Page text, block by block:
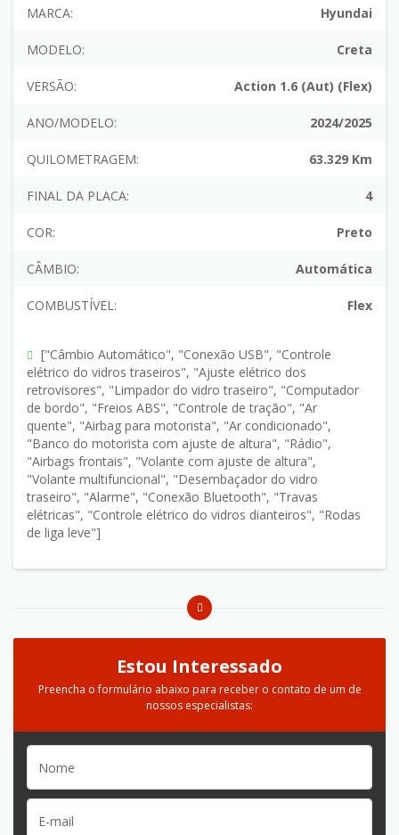
MARCA: Hyundai
MODELO: Creta
VERSÃO: Action 1.6 (Aut) (Flex)
ANO/MODELO: 2024/2025
QUILOMETRAGEM: 63.329 Km
FINAL DA PLACA: 4
COR: Preto
CÂMBIO: Automática
COMBUSTÍVEL: Flex
["Câmbio Automático", "Conexão USB", "Controle
elétrico do vidros traseiros", "Ajuste elétrico dos
retrovisores", "Limpador do vidro traseiro", "Computador
de bordo", "Freios ABS", "Controle de tração", "Ar
quente", "Airbag para motorista", "Ar condicionado",
"Banco do motorista com ajuste de altura", "Rádio",
"Airbags frontais", "Volante com ajuste de altura",
"Volante multifuncional", "Desembaçador do vidro
traseiro", "Alarme", "Conexão Bluetooth", "Travas
elétricas", "Controle elétrico do vidros dianteiros", "Rodas
de liga leve"]
Estou Interessado
Preencha o formulário abaixo para receber o contato de um de
nossos especialistas: